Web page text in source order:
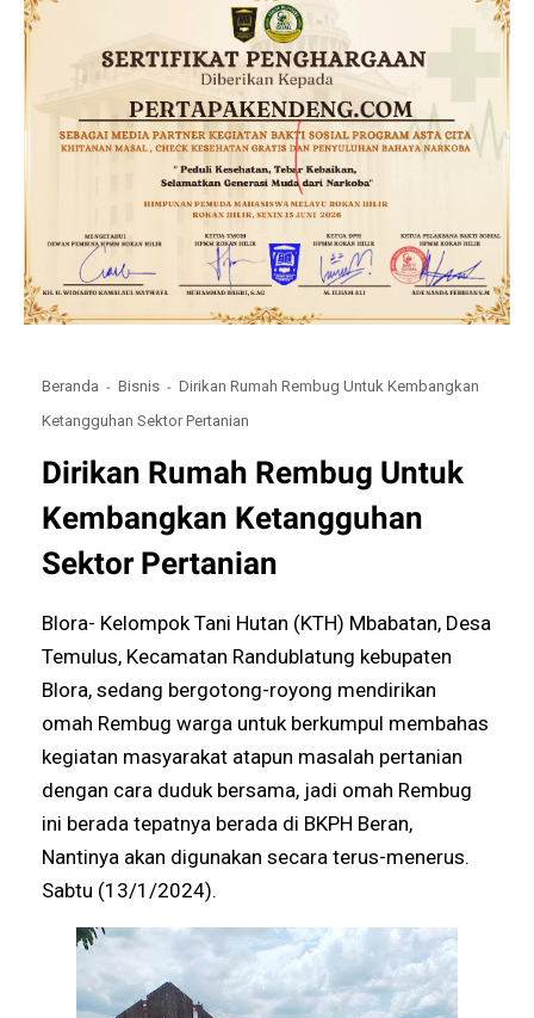
Beranda Bisnis
Dirikan Rumah Rembug Untuk Kembangkan
Ketangguhan Sektor Pertanian
Dirikan Rumah Rembug Untuk
Kembangkan Ketangguhan
Sektor Pertanian
Blora- Kelompok Tani Hutan (KTH) Mbabatan, Desa
Temulus, Kecamatan Randublatung kebupaten
Blora, sedang bergotong-royong mendirikan
omah Rembug warga untuk berkumpul membahas
kegiatan masyarakat atapun masalah pertanian
dengan cara duduk bersama, jadi omah Rembug
ini berada tepatnya berada di BKPH Beran,
Nantinya akan digunakan secara terus-menerus.
Sabtu (13/1/2024).